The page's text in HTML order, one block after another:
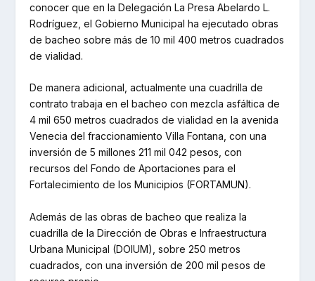
conocer que en la Delegación La Presa Abelardo L.
Rodríguez, el Gobierno Municipal ha ejecutado obras
de bacheo sobre más de 10 mil 400 metros cuadrados
de vialidad.
De manera adicional, actualmente una cuadrilla de
contrato trabaja en el bacheo con mezcla asfáltica de
4 mil 650 metros cuadrados de vialidad en la avenida
Venecia del fraccionamiento Villa Fontana, con una
inversión de 5 millones 211 mil 042 pesos, con
recursos del Fondo de Aportaciones para el
Fortalecimiento de los Municipios (FORTAMUN).
Además de las obras de bacheo que realiza la
cuadrilla de la Dirección de Obras e Infraestructura
Urbana Municipal (DOIUM), sobre 250 metros
cuadrados, con una inversión de 200 mil pesos de